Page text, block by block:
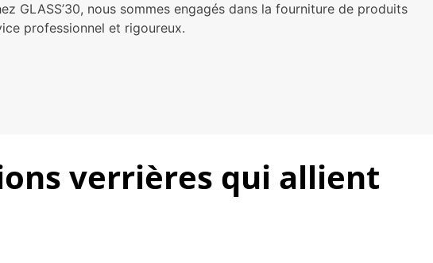
GLASS’30, nous sommes engagés dans la fourniture de produits
professionnel et rigoureux.
verrières qui allient